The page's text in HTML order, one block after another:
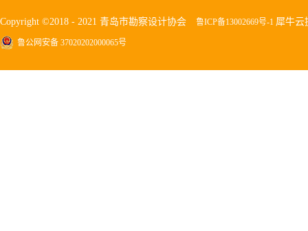
Copyright ©2018 - 2021 青岛市勘察设计协会 鲁ICP备13002669号-1 犀牛云
鲁公网安备 37020202000065号